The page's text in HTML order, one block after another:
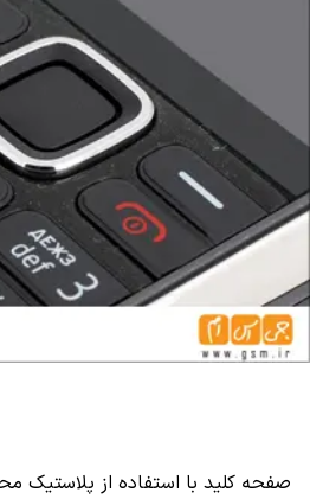
صفحه کلید با استفاده از